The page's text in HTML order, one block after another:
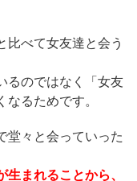
比べて女友達と会う
るのではなく「女友
るためです。
堂々と会っていった
まれることから、